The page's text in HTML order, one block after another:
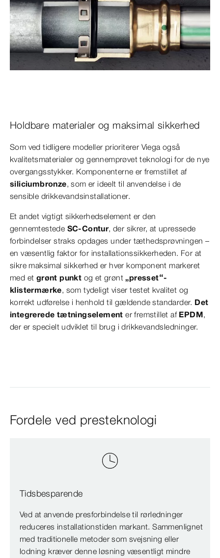
Holdbare materialer og maksimal sikkerhed
Som ved tidligere modeller prioriterer Viega også
kvalitetsmaterialer og gennemprøvet teknologi for de nye
overgangsstykker. Komponenterne er fremstillet af
siliciumbronze, som er ideelt til anvendelse i de
sensible drikkevandsinstallationer.
Et andet vigtigt sikkerhedselement er den
gennemtestede SC-Contur, der sikrer, at upressede
forbindelser straks opdages under tæthedsprøvningen –
en væsentlig faktor for installationssikkerheden. For at
sikre maksimal sikkerhed er hver komponent markeret
med et grønt punkt og et grønt„presset“-
klistermærke, som tydeligt viser testet kvalitet og
korrekt udførelse i henhold til gældende standarder. Det
integrerede tætningselement er fremstillet af EPDM,
der er specielt udviklet til brug i drikkevandsledninger.
Fordele ved presteknologi
Tidsbesparende
Ved at anvende presforbindelse til rørledninger
reduceres installationstiden markant. Sammenlignet
med traditionelle metoder som svejsning eller
lodning kræver denne løsning væsentligt mindre